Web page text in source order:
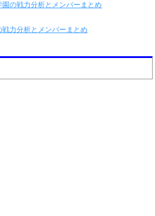
の戦力分析とメンバーまとめ
力分析とメンバーまとめ